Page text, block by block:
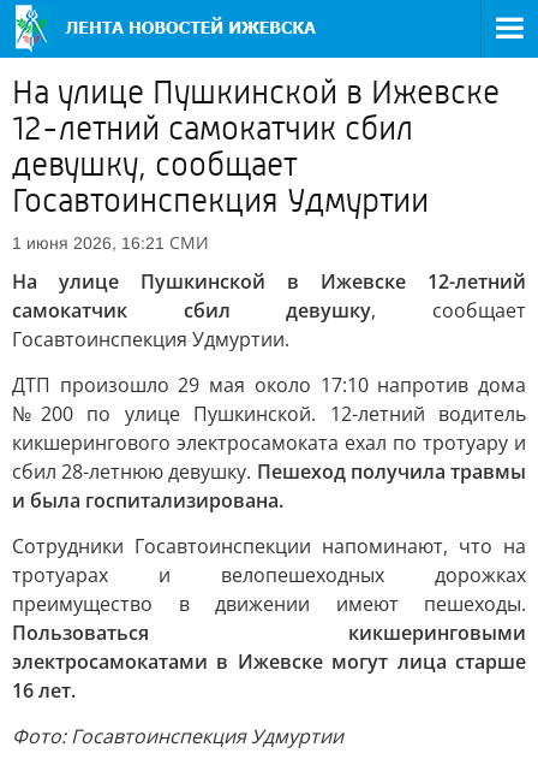
На улице Пушкинской в Ижевске
12-летний самокатчик сбил
девушку, сообщает
Госавтоинспекция Удмуртии
1 июня 2026, 16:21 СМИ
На улице Пушкинской в Ижевске 12-летний
самокатчик сбил девушку, сообщает
Госавтоинспекция Удмуртии.
ДТП произошло 29 мая около 17:10 напротив дома
№200 по улице Пушкинской. 12-летний водитель
кикшерингового электросамоката ехал по тротуару и
сбил 28-летнюю девушку. Пешеход получила травмы
и была госпитализирована.
Сотрудники Госавтоинспекции напоминают, что на
тротуарах и велопешеходных дорожках
преимущество в движении имеют пешеходы.
Пользоваться кикшеринговыми
электросамокатами в Ижевске могут лица старше
16 лет.
Фото: Госавтоинспекция Удмуртии